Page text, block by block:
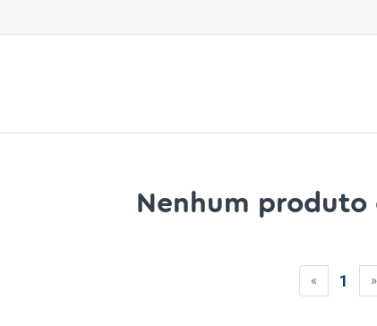
Nenhum produto
« 1 »